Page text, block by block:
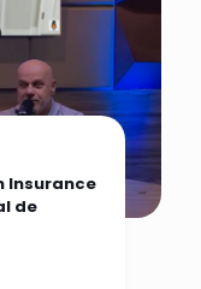
Insurance
de